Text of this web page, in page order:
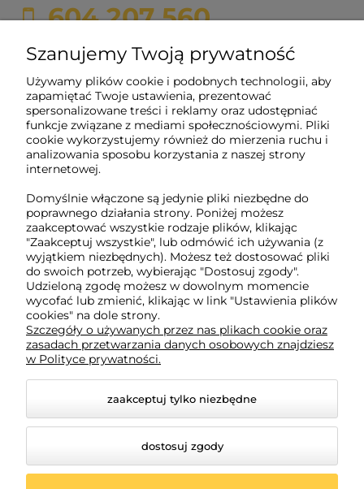
604 207 560
ul. Żychonia 9,
85-791 Bydgoszcz,
woj. kujawsko-pomorskie
NIP: 5882358633
REGON: 221079690
O nas
Obsługa klienta
Pomoc
Moje konto
Szanujemy Twoją prywatność
Używamy plików cookie i podobnych technologii, aby
zapamiętać Twoje ustawienia, prezentować
spersonalizowane treści i reklamy oraz udostępniać
funkcje związane z mediami społecznościowymi. Pliki
cookie wykorzystujemy również do mierzenia ruchu i
analizowania sposobu korzystania z naszej strony
internetowej.
Domyślnie włączone są jedynie pliki niezbędne do
poprawnego działania strony. Poniżej możesz
zaakceptować wszystkie rodzaje plików, klikając
"Zaakceptuj wszystkie", lub odmówić ich używania (z
wyjątkiem niezbędnych). Możesz też dostosować pliki
do swoich potrzeb, wybierając "Dostosuj zgody".
Udzieloną zgodę możesz w dowolnym momencie
wycofać lub zmienić, klikając w link "Ustawienia plików
cookies" na dole strony.
Szczegóły o używanych przez nas plikach cookie oraz
zasadach przetwarzania danych osobowych znajdziesz
w Polityce prywatności.
zaakceptuj tylko niezbędne
dostosuj zgody